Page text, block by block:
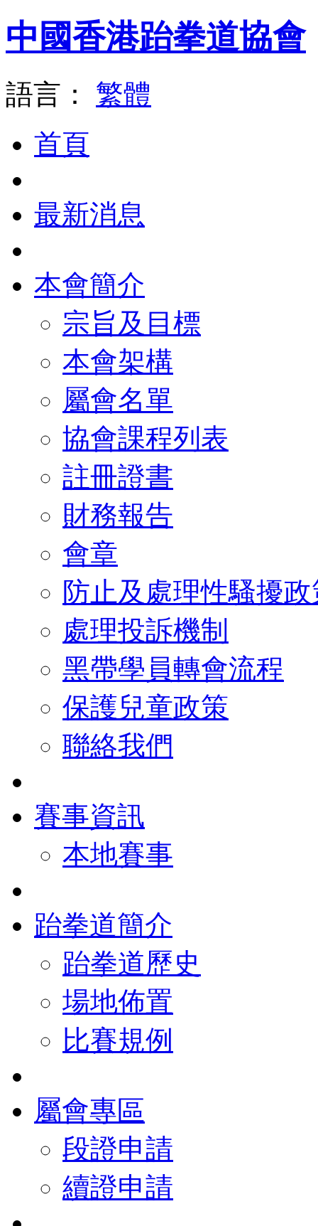
中國香港跆拳道協會
語言： 繁體
首頁
最新消息
本會簡介
宗旨及目標
本會架構
屬會名單
協會課程列表
註冊證書
財務報告
會章
防止及處理性騷擾
處理投訴機制
黑帶學員轉會流程
保護兒童政策
聯絡我們
賽事資訊
本地賽事
跆拳道簡介
跆拳道歷史
場地佈置
比賽規例
屬會專區
段證申請
續證申請